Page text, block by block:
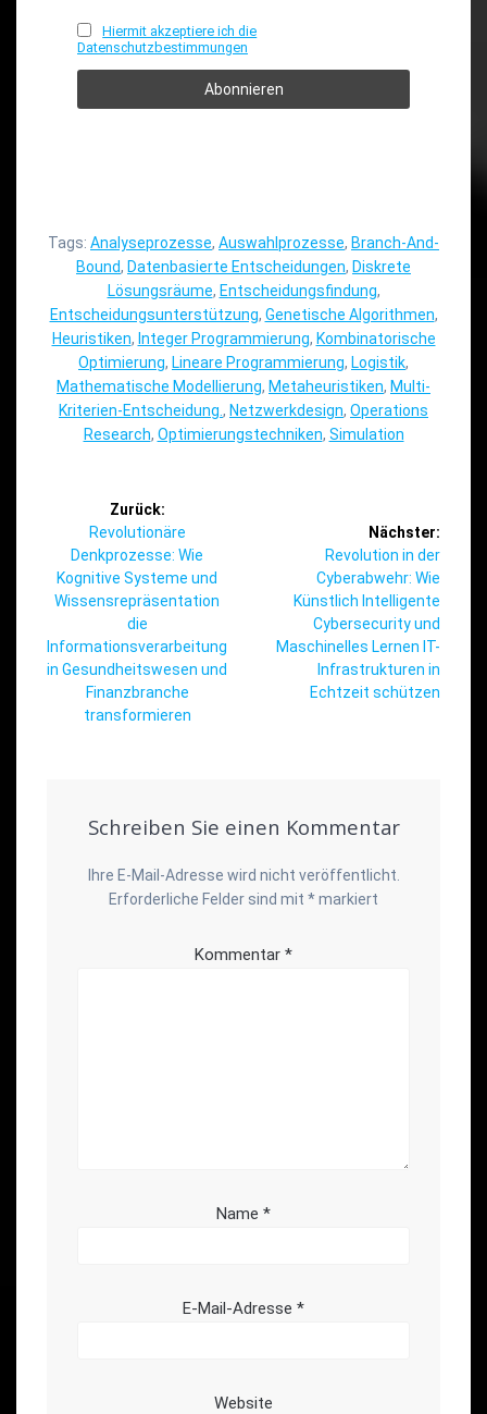
Hiermit akzeptiere ich die
Datenschutzbestimmungen
Tags: Analyseprozesse, Auswahlprozesse, Branch-And-
Bound, Datenbasierte Entscheidungen, Diskrete
Lösungsräume, Entscheidungsfindung,
Entscheidungsunterstützung, Genetische Algorithmen,
Heuristiken, Integer Programmierung, Kombinatorische
Optimierung, Lineare Programmierung, Logistik,
Mathematische Modellierung, Metaheuristiken, Multi-
Kriterien-Entscheidung. , Netzwerkdesign, Operations
Research, Optimierungstechniken, Simulation
Beitragsnavigation
Zurück:
Vorheriger
Beitrag:
Revolutionäre
Denkprozesse: Wie
Kognitive Systeme und
Wissensrepräsentation
die
Informationsverarbeitung
in Gesundheitswesen und
Finanzbranche
transformieren
Nächster:
Nächster
Beitrag:
Revolution in der
Cyberabwehr: Wie
Künstlich Intelligente
Cybersecurity und
Maschinelles Lernen IT-
Infrastrukturen in
Echtzeit schützen
Schreiben Sie einen Kommentar
Ihre E-Mail-Adresse wird nicht veröffentlicht.
Erforderliche Felder sind mit *markiert
Kommentar *
Name *
E-Mail-Adresse *
Website